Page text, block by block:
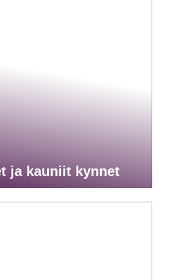
ja kauniit kynnet